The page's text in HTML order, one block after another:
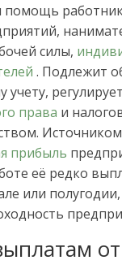
помощь
силы,
. Подлежит
учету,
права и
прибыль
её редко
или